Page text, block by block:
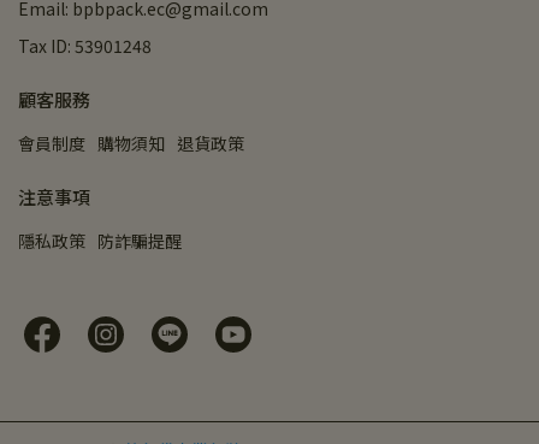
Email: bpbpack.ec@gmail.com
Tax ID: 53901248
顧客服務
會員制度 購物須知 退貨政策
注意事項
隱私政策 防詐騙提醒